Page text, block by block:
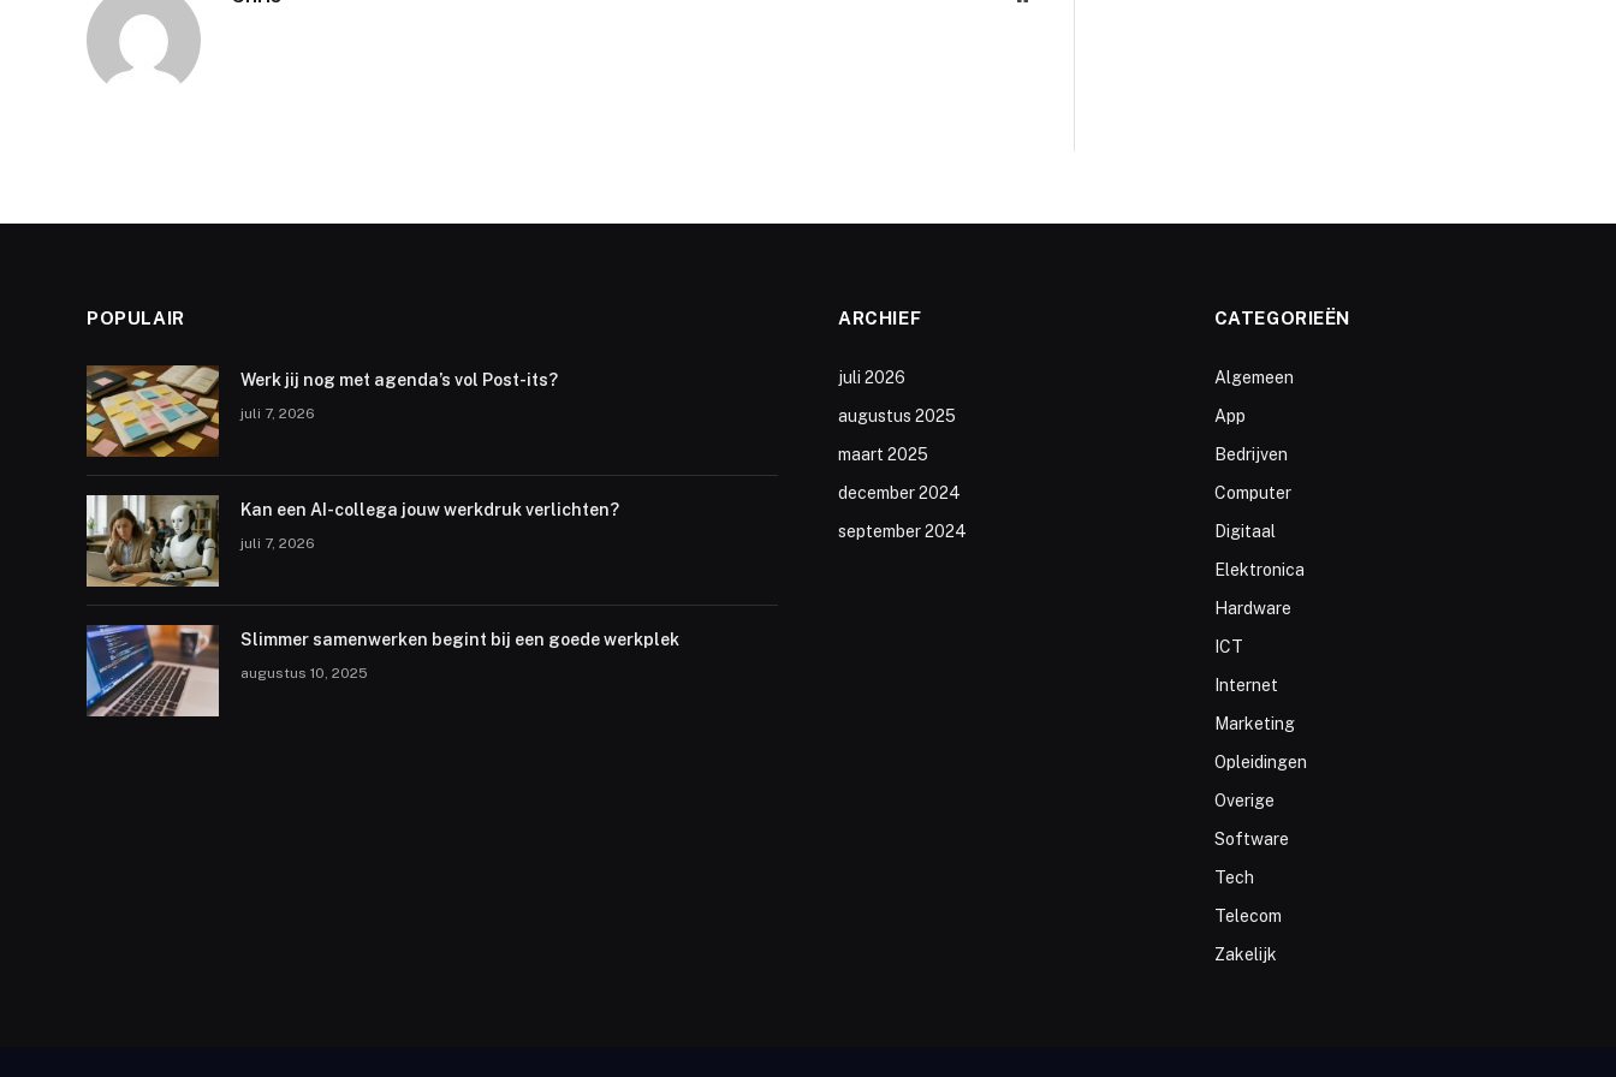
POPULAIR
Werk jij nog met agenda’s vol Post-its?
juli 7, 2026
Kan een AI-collega jouw werkdruk verlichten?
juli 7, 2026
Slimmer samenwerken begint bij een goede werkplek
augustus 10, 2025
ARCHIEF
juli 2026
augustus 2025
maart 2025
december 2024
september 2024
CATEGORIEËN
Algemeen
App
Bedrijven
Computer
Digitaal
Elektronica
Hardware
ICT
Internet
Marketing
Opleidingen
Overige
Software
Tech
Telecom
Zakelijk